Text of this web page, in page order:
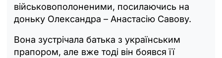
військовополоненими, посилаючись на
доньку Олександра – Анастасію Савову.
Вона зустрічала батька з українським
прапором, але вже тоді він боявся її